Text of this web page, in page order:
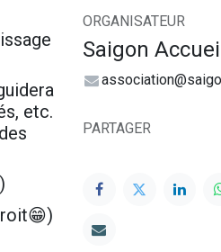
etc.
ORGANISATEUR
Saigon
PARTAGER